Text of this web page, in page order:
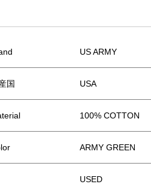
US ARMY
国 USA
100% COTTON
ARMY GREEN
USED